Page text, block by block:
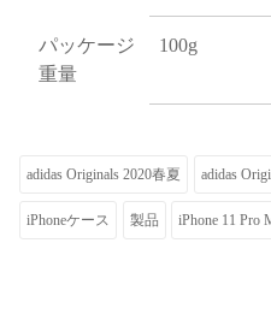
パッケージ
重量
100g
adidas Originals 2020春夏 adidas
iPhoneケース 製品 iPhone 11 Pro